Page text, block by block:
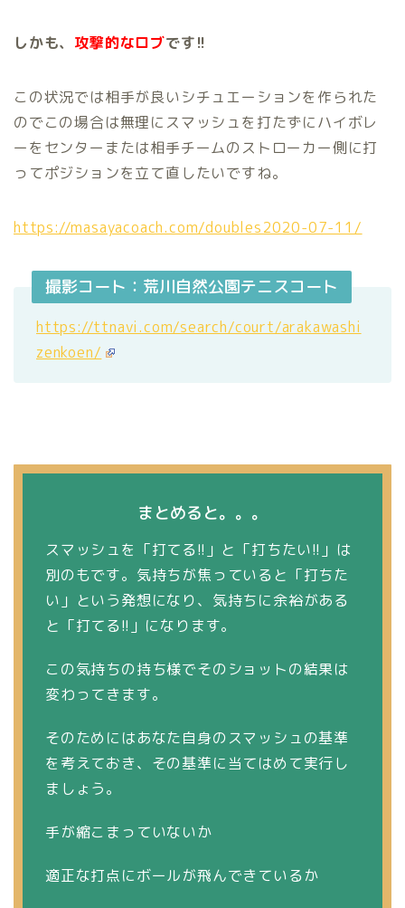
しかも、 攻撃的なロブです!!
この状況では相手が良いシチュエーションを作られた
のでこの場合は無理にスマッシュを打たずにハイボレ
ーをセンターまたは相手チームのストローカー側に打
ってポジションを立て直したいですね。
https://masayacoach.com/doubles2020-07-11/
撮影コート：荒川自然公園テニスコート
https://ttnavi.com/search/court/arakawashi
zenkoen/
まとめると。。。
スマッシュを「打てる!!」と「打ちたい!!」は
別のもです。気持ちが焦っていると「打ちた
い」という発想になり、気持ちに余裕がある
と「打てる!!」になります。
この気持ちの持ち様でそのショットの結果は
変わってきます。
そのためにはあなた自身のスマッシュの基準
を考えておき、その基準に当てはめて実行し
ましょう。
手が縮こまっていないか
適正な打点にボールが飛んできているか